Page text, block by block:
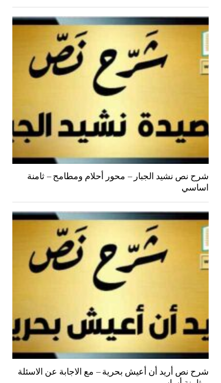
شرح نص نشيد الجبار – محور أحلام ومطامح – ثامنة
اساسي
شرح نص أريد أن أعيش بحرية – مع الاجابة عن الاسئلة